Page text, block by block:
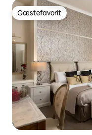
Gæstefavorit
Gæstefavorit